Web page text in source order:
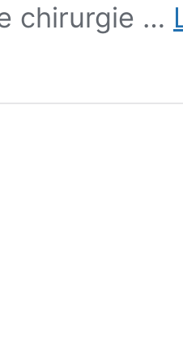
chirurgie …